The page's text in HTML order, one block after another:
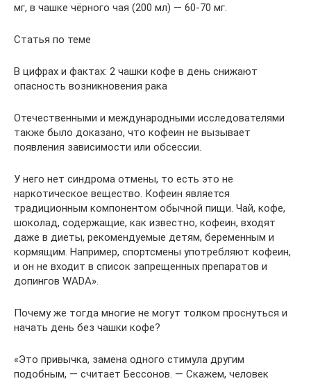
мг, в чашке чёрного чая (200 мл) — 60-70 мг.
Статья по теме
В цифрах и фактах: 2 чашки кофе в день снижают
опасность возникновения рака
Отечественными и международными исследователями
также было доказано, что кофеин не вызывает
появления зависимости или обсессии.
У него нет синдрома отмены, то есть это не
наркотическое вещество. Кофеин является
традиционным компонентом обычной пищи. Чай, кофе,
шоколад, содержащие, как известно, кофеин, входят
даже в диеты, рекомендуемые детям, беременным и
кормящим. Например, спортсмены употребляют кофеин,
и он не входит в список запрещенных препаратов и
допингов WADA».
Почему же тогда многие не могут толком проснуться и
начать день без чашки кофе?
«Это привычка, замена одного стимула другим
подобным, — считает Бессонов. — Скажем, человек